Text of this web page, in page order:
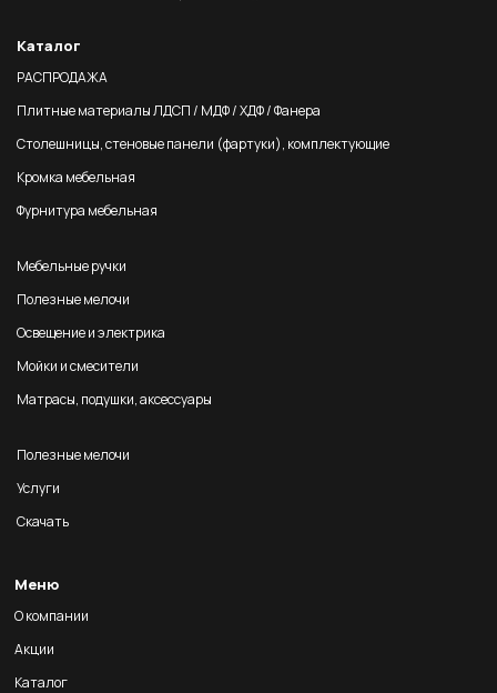
Каталог
РАСПРОДАЖА
Плитные материалы ЛДСП / МДФ / ХДФ / Фанера
Столешницы, стеновые панели (фартуки), комплектующие
Кромка мебельная
Фурнитура мебельная
Мебельные ручки
Полезные мелочи
Освещение и электрика
Мойки и смесители
Матрасы, подушки, аксессуары
Полезные мелочи
Услуги
Скачать
Меню
О компании
Акции
Каталог